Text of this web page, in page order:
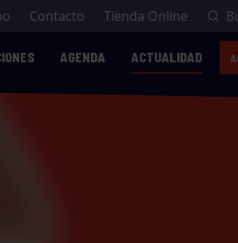
Contacto Tienda Online
AGENDA ACTUALIDAD